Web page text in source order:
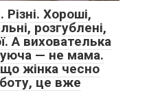
Хороші,
розгублені,
А вихователька
— не мама.
жінка чесно
це вже